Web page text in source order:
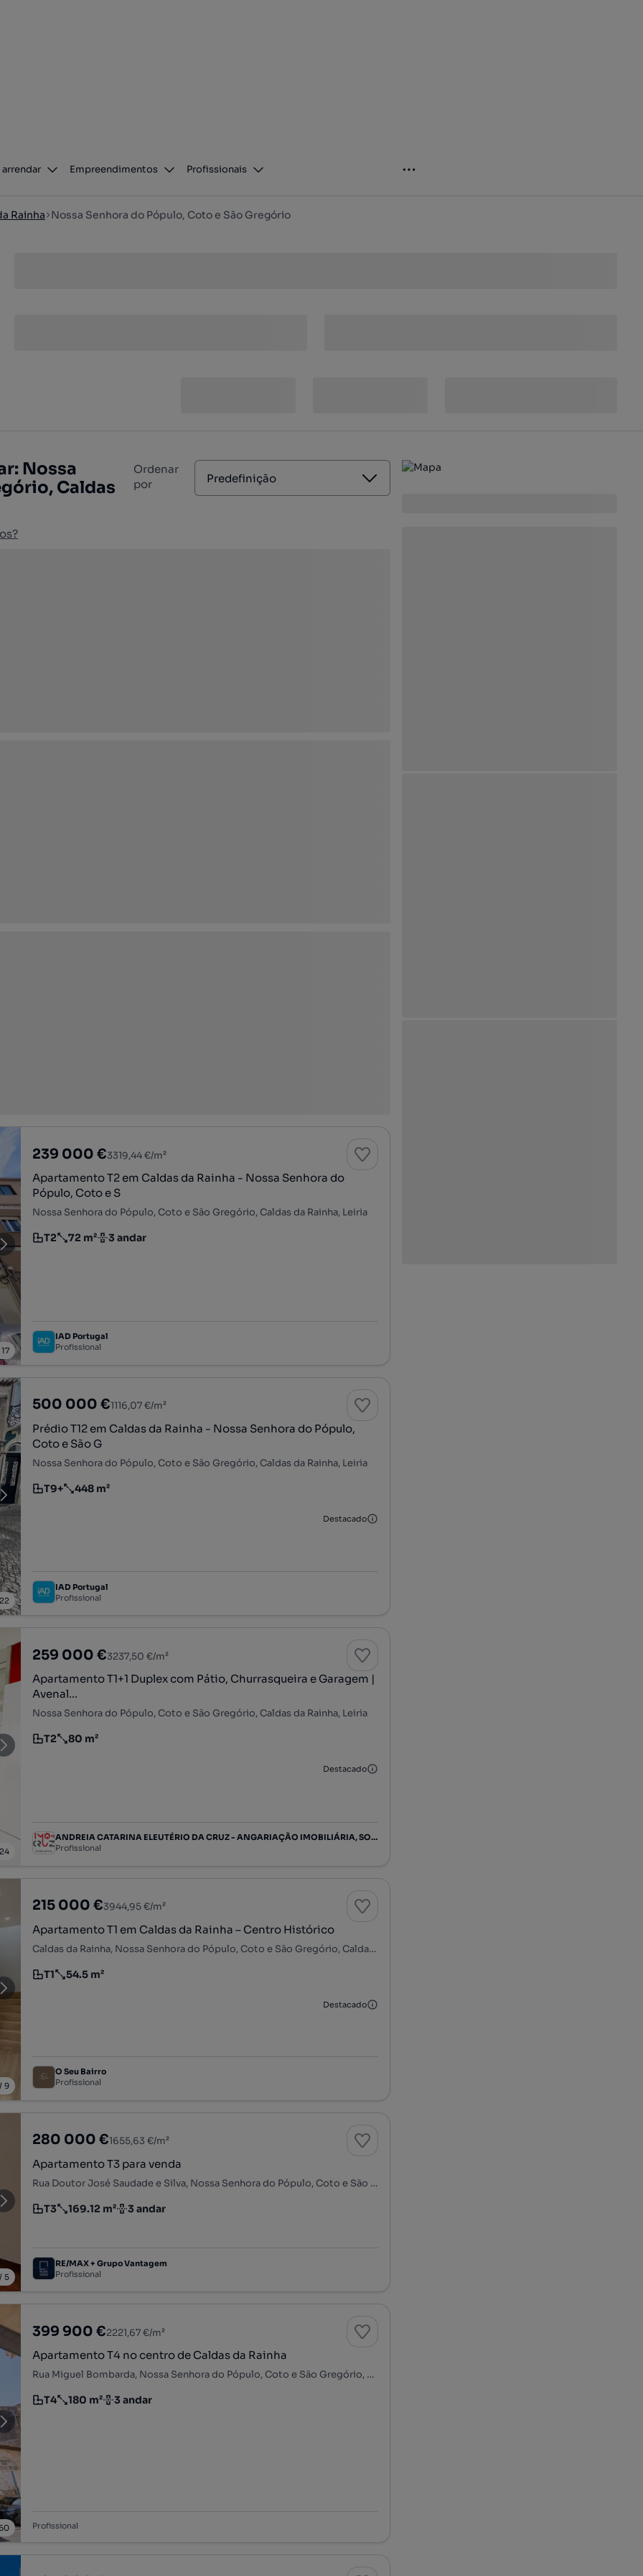
arrendar Empreendimentos Profissionais
Rainha Nossa Senhora do Pópulo, Coto e São Gregório
Nossa
Caldas
Ordenar
por
Predefinição
17
239 000 €3319,44 €/m²
Apartamento T2 em Caldas da Rainha - Nossa Senhora do
Pópulo, Coto e S
Nossa Senhora do Pópulo, Coto e São Gregório, Caldas da Rainha, Leiria
Tipologia
T2
Preço por metro quadrado
72 m²
Andar 3 andar
IAD Portugal
Profissional
22
500 000 €1116,07 €/m²
Prédio T12 em Caldas da Rainha - Nossa Senhora do Pópulo,
Coto e São G
Nossa Senhora do Pópulo, Coto e São Gregório, Caldas da Rainha, Leiria
Tipologia
T9+
Preço por metro quadrado
448 m²
Destacado
IAD Portugal
Profissional
24
259 000 €3237,50 €/m²
Apartamento T1+1 Duplex com Pátio, Churrasqueira e Garagem |
Avenal...
Nossa Senhora do Pópulo, Coto e São Gregório, Caldas da Rainha, Leiria
Tipologia
T2
Preço por metro quadrado
80 m²
Destacado
ANDREIA CATARINA ELEUTÉRIO DA CRUZ - ANGARIAÇÃO IMOBILIÁRIA, SOCIEDADE UNIPESSOAL LIMITADA
Profissional
9
215 000 €3944,95 €/m²
Apartamento T1 em Caldas da Rainha – Centro Histórico
Caldas da Rainha, Nossa Senhora do Pópulo, Coto e São Gregório, Caldas da Rainha, Leiria
Tipologia
T1
Preço por metro quadrado
54.5 m²
Destacado
O Seu Bairro
Profissional
5
280 000 €1655,63 €/m²
Apartamento T3 para venda
Rua Doutor José Saudade e Silva, Nossa Senhora do Pópulo, Coto e São Gregório, Caldas da Rainha, Leiria
Tipologia
T3
Preço por metro quadrado
169.12 m²
Andar 3 andar
RE/MAX + Grupo Vantagem
Profissional
399 900 €2221,67 €/m²
Apartamento T4 no centro de Caldas da Rainha
Rua Miguel Bombarda, Nossa Senhora do Pópulo, Coto e São Gregório, Caldas da Rainha, Leiria
Tipologia
T4
Preço por metro quadrado
180 m²
Andar 3 andar
Profissional